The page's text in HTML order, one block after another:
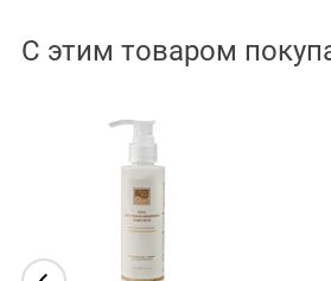
С этим товаром